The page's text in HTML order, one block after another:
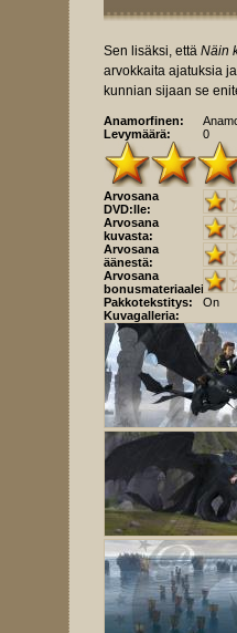
Sen lisäksi, että Näin
arvokkaita ajatuksia
kunnian sijaan se
Anamorfinen:
Levymäärä:
0
Arvosana
DVD:lle:
Arvosana
kuvasta:
Arvosana
äänestä:
Arvosana
bonusmateriaaleista:
Pakkotekstitys:
On
Kuvagalleria: